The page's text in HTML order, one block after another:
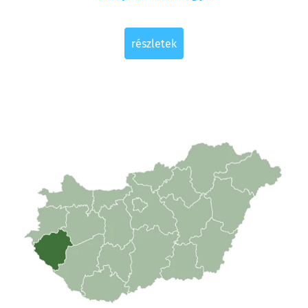
részletek